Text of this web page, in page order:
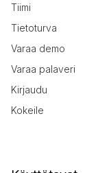
Tiimi
Tietoturva
Varaa demo
Varaa palaveri
Kirjaudu
Kokeile